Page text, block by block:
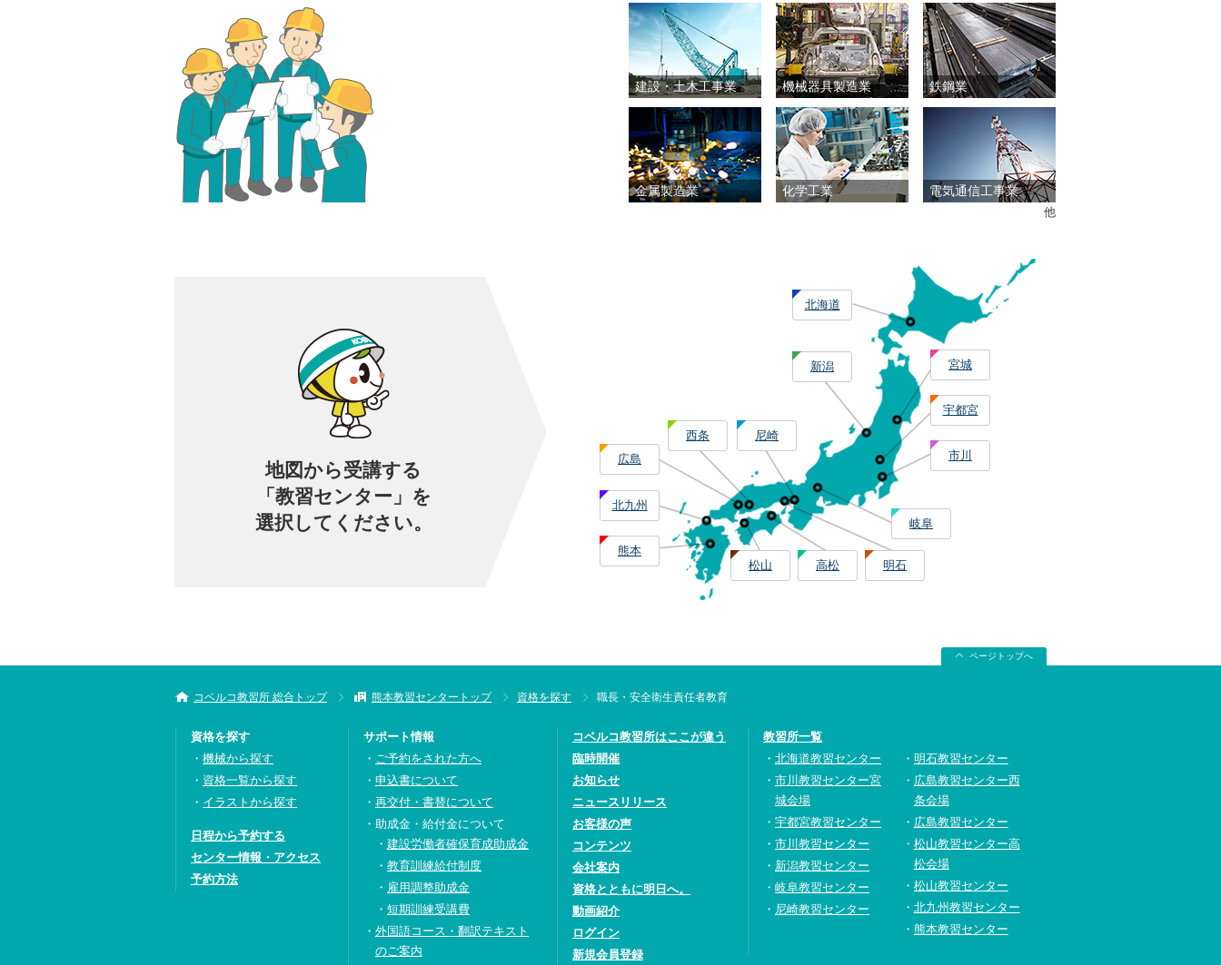
建設・土木工事業 機械器具製造業 鉄鋼業
金属製造業 化学工業 電気通信工事業
他
地図から受講する
「教習センター」を
選択してください。
北海道
宮城
宇都宮
市川
新潟
岐阜
尼崎
明石
西条
広島
高松
松山
北九州
熊本
ページトップへ
コベルコ教習所 総合トップ 熊本教習センタートップ 資格を探す 職長・安全衛生責任者教育
資格を探す
機械から探す
資格一覧から探す
イラストから探す
日程から予約する
センター情報・アクセス
予約方法
サポート情報
ご予約をされた方へ
申込書について
再交付・書替について
助成金・給付金について
建設労働者確保育成助成金
教育訓練給付制度
雇用調整助成金
短期訓練受講費
外国語コース・翻訳テキスト
のご案内
コベルコ教習所はここが違う
臨時開催
お知らせ
ニュースリリース
お客様の声
コンテンツ
会社案内
資格とともに明日へ。
動画紹介
ログイン
新規会員登録
教習所一覧
北海道教習センター
市川教習センター宮
城会場
宇都宮教習センター
市川教習センター
新潟教習センター
岐阜教習センター
尼崎教習センター
明石教習センター
広島教習センター西
条会場
広島教習センター
松山教習センター高
松会場
松山教習センター
北九州教習センター
熊本教習センター